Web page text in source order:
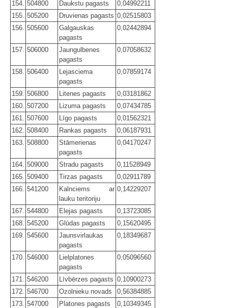
154. 504800 Daukstu pagasts
0,04992211
155. 505200 Druvienas pagasts 0,02515803
156. 505600
Galgauskas
pagasts
0,02442894
157. 506000
Jaungulbenes
pagasts
0,07058632
158. 506400
Lejasciema
pagasts
0,07859174
159. 506800 Litenes pagasts
0,03181862
160. 507200 Lizuma pagasts
0,07434785
161.
507600 Līgo pagasts
0,01562321
162. 508400 Rankas pagasts
0,06187931
163. 508800
Stāmerienas
pagasts
0,04170247
164. 509000 Stradu pagasts
0,11528949
165. 509400 Tirzas pagasts
0,02911789
166. 541200
Kalnciems ar
lauku teritoriju
0,14229207
167. 544800 Elejas pagasts
0,13723085
168. 545200 Glūdas pagasts
0,15620495
169. 545600
Jaunsvirlaukas
pagasts
0,18349687
170. 546000
Lielplatones
pagasts
0,05096560
171. 546200 Līvbērzes pagasts 0,10900273
172. 546700 Ozolnieku novads
0,56384885
173. 547000 Platones pagasts
0,10349345